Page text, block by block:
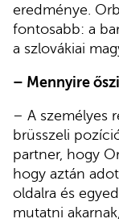
eredménye.
fontosabb: a
a szlovákiai
– Mennyire
– A személyes
brüsszeli
partner, hogy
hogy aztán
oldalra és
mutatni